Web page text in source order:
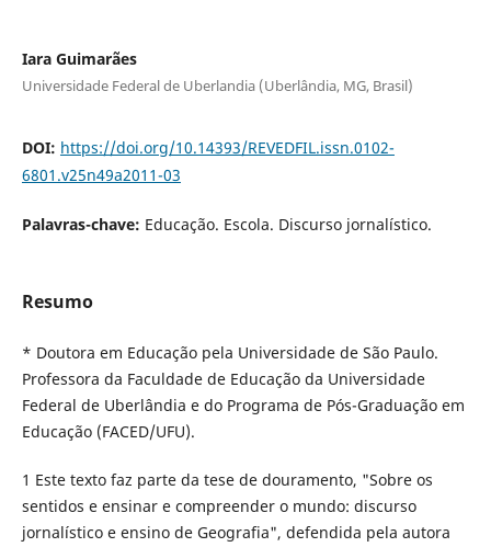
Iara Guimarães
Universidade Federal de Uberlandia (Uberlândia, MG, Brasil)
DOI: https://doi.org/10.14393/REVEDFIL.issn.0102-
6801.v25n49a2011-03
Palavras-chave: Educação. Escola. Discurso jornalístico.
Resumo
* Doutora em Educação pela Universidade de São Paulo.
Professora da Faculdade de Educação da Universidade
Federal de Uberlândia e do Programa de Pós-Graduação em
Educação (FACED/UFU).
1 Este texto faz parte da tese de douramento, "Sobre os
sentidos e ensinar e compreender o mundo: discurso
jornalístico e ensino de Geografia", defendida pela autora